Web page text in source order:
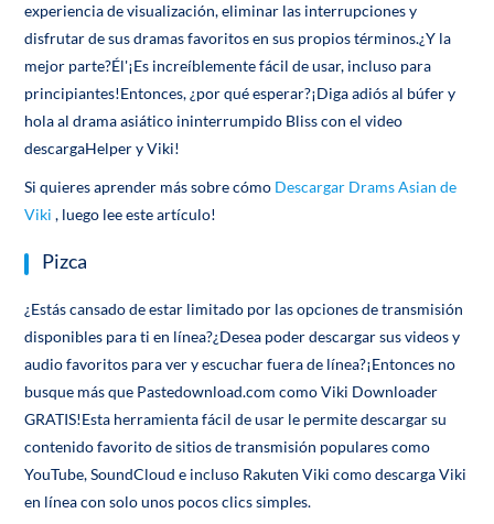
experiencia de visualización, eliminar las interrupciones y
disfrutar de sus dramas favoritos en sus propios términos.¿Y la
mejor parte?Él'¡Es increíblemente fácil de usar, incluso para
principiantes!Entonces, ¿por qué esperar?¡Diga adiós al búfer y
hola al drama asiático ininterrumpido Bliss con el video
descargaHelper y Viki!
Si quieres aprender más sobre cómo Descargar Drams Asian de
Viki, luego lee este artículo!
Pizca
¿Estás cansado de estar limitado por las opciones de transmisión
disponibles para ti en línea?¿Desea poder descargar sus videos y
audio favoritos para ver y escuchar fuera de línea?¡Entonces no
busque más que Pastedownload.com como Viki Downloader
GRATIS!Esta herramienta fácil de usar le permite descargar su
contenido favorito de sitios de transmisión populares como
YouTube, SoundCloud e incluso Rakuten Viki como descarga Viki
en línea con solo unos pocos clics simples.